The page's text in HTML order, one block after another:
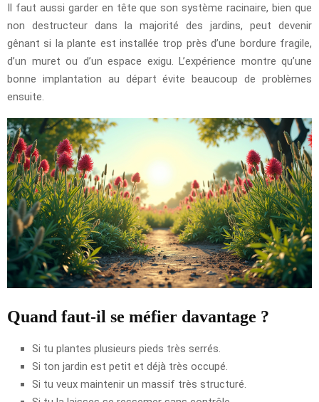
Il faut aussi garder en tête que son système racinaire, bien que
non destructeur dans la majorité des jardins, peut devenir
gênant si la plante est installée trop près d’une bordure fragile,
d’un muret ou d’un espace exigu. L’expérience montre qu’une
bonne implantation au départ évite beaucoup de problèmes
ensuite.
Quand faut-il se méfier davantage ?
Si tu plantes plusieurs pieds très serrés.
Si ton jardin est petit et déjà très occupé.
Si tu veux maintenir un massif très structuré.